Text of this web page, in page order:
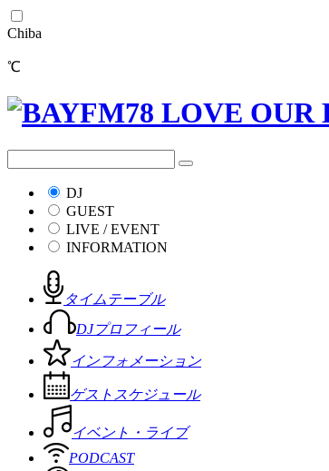
Chiba
℃
DJ
GUEST
LIVE / EVENT
INFORMATION
タイムテーブル
DJプロフィール
インフォメーション
ゲストスケジュール
イベント・ライブ
PODCAST